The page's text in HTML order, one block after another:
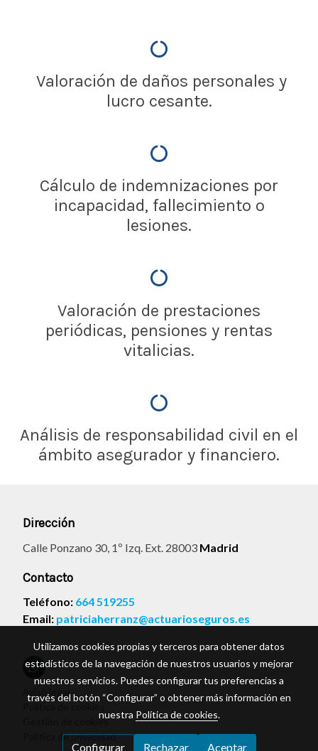
Valoración de daños personales y
lucro cesante.
Cálculo de indemnizaciones por
incapacidad, fallecimiento o
lesiones.
Valoración de prestaciones
periódicas, pensiones y rentas
vitalicias.
Análisis de responsabilidad civil en el
ámbito asegurador y financiero.
Dirección
Calle Ponzano 30, 1º Izq. Ext. 28003 Madrid
Contacto
Teléfono: 664 519255
Email: patriciaherranz@actuarioseguros.es
Aviso legal
Gestión de cookies
Política de privacidad
Utilizamos cookies propias y terceros para obtener datos
estadísticos de la navegación de nuestros usuarios y mejorar
nuestros servicios. Puedes configurar tus preferencias a
través del botón “Configurar” o obtener más información en
nuestra Política de cookies.
Configurar Rechazar Aceptar